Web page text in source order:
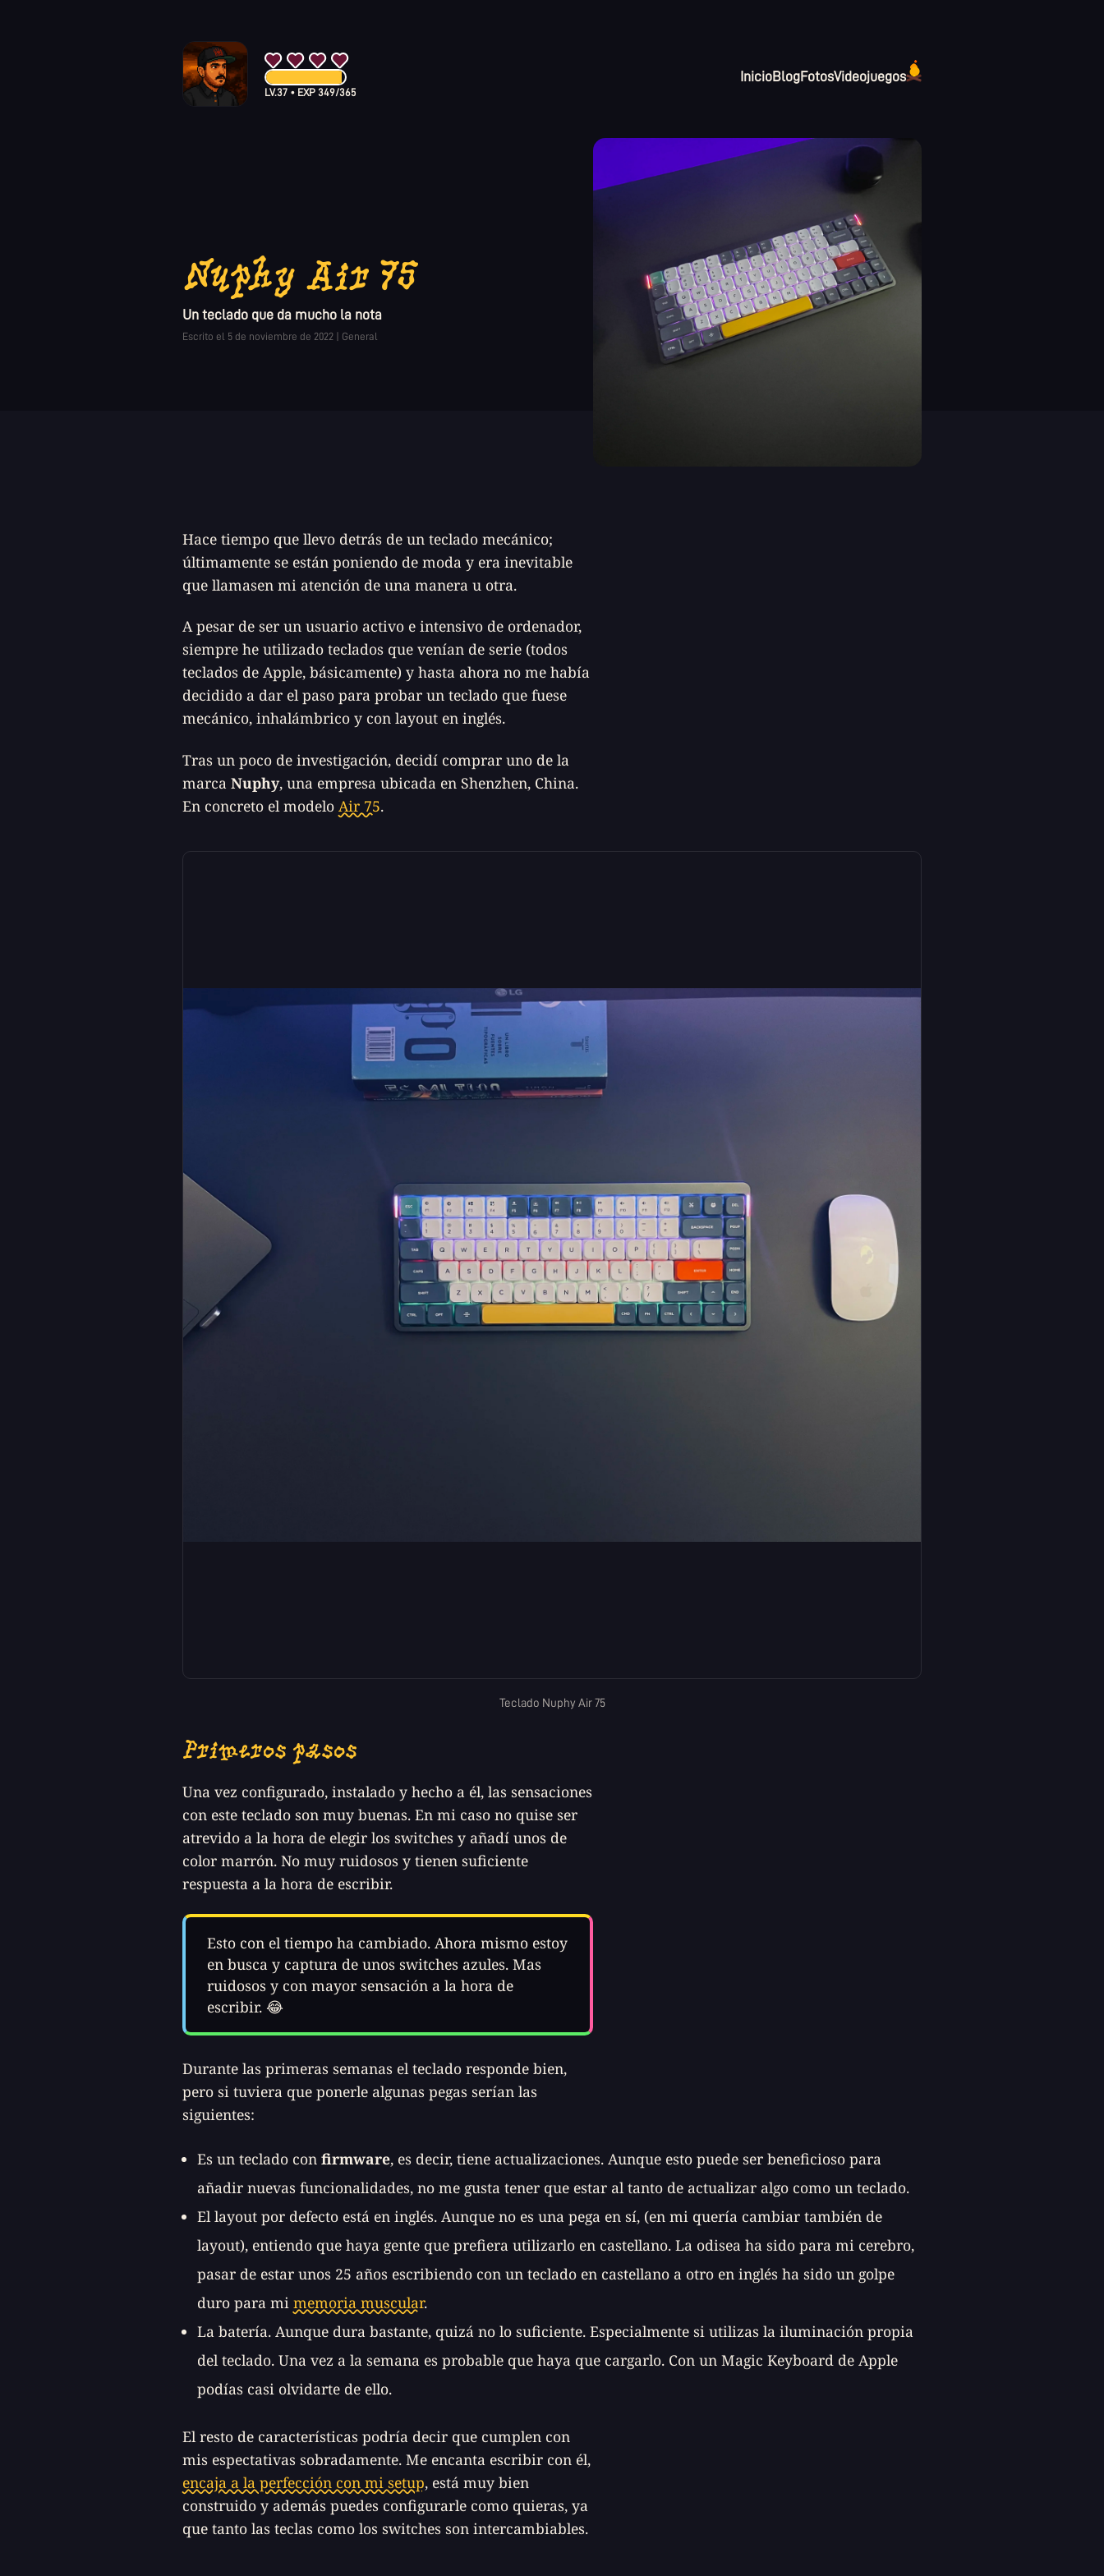
LV.37 • EXP349/365
InicioBlogFotosVideojuegos
Nuphy Air 75
Un teclado que da mucho la nota
Escrito el 5 de noviembre de 2022 | General
Hace tiempo que llevo detrás de un teclado mecánico;
últimamente se están poniendo de moda y era inevitable
que llamasen mi atención de una manera u otra.
A pesar de ser un usuario activo e intensivo de ordenador,
siempre he utilizado teclados que venían de serie (todos
teclados de Apple, básicamente) y hasta ahora no me había
decidido a dar el paso para probar un teclado que fuese
mecánico, inhalámbrico y con layout en inglés.
Tras un poco de investigación, decidí comprar uno de la
marca Nuphy, una empresa ubicada en Shenzhen, China.
En concreto el modelo Air 75.
Teclado Nuphy Air 75
Primeros pasos
Una vez configurado, instalado y hecho a él, las sensaciones
con este teclado son muy buenas. En mi caso no quise ser
atrevido a la hora de elegir los switches y añadí unos de
color marrón. No muy ruidosos y tienen suficiente
respuesta a la hora de escribir.
Esto con el tiempo ha cambiado. Ahora mismo estoy
en busca y captura de unosswitches azules. Mas
ruidosos y con mayor sensación a la hora de
escribir. 😂
Durante las primeras semanas el teclado responde bien,
pero si tuviera que ponerle algunas pegas serían las
siguientes:
Es un teclado con firmware, es decir, tiene actualizaciones. Aunque esto puede ser beneficioso para
añadir nuevas funcionalidades, no me gusta tener que estar al tanto de actualizar algo como un teclado.
El layoutpor defecto está en inglés. Aunque no es una pega en sí, (en mi quería cambiar también de
layout), entiendo que haya gente que prefiera utilizarlo en castellano. La odisea ha sido para mi cerebro,
pasar de estar unos 25 años escribiendo con un teclado en castellano a otro en inglés ha sido un golpe
duro para mi memoria muscular.
La batería. Aunque dura bastante, quizá no lo suficiente. Especialmente si utilizas la iluminación propia
del teclado. Una vez a la semana es probable que haya que cargarlo. Con un Magic Keyboard de Apple
podías casi olvidarte de ello.
El resto de características podría decir que cumplen con
mis espectativas sobradamente. Me encanta escribir con él,
encaja a la perfección con mi setup, está muy bien
construido y además puedes configurarle como quieras, ya
que tanto las teclas como los switches son intercambiables.